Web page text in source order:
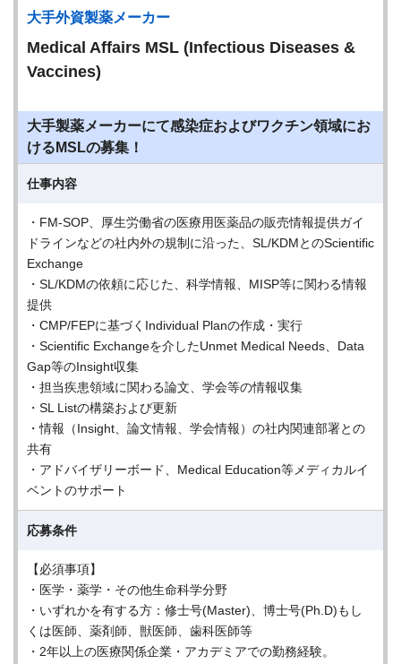
大手外資製薬メーカー
Medical Affairs MSL (Infectious Diseases &
Vaccines)
大手製薬メーカーにて感染症およびワクチン領域にお
けるMSLの募集！
仕事内容
・FM-SOP、厚生労働省の医療用医薬品の販売情報提供ガイ
ドラインなどの社内外の規制に沿った、SL/KDMとのScientific
Exchange
・SL/KDMの依頼に応じた、科学情報、MISP等に関わる情報
提供
・CMP/FEPに基づくIndividual Planの作成・実行
・Scientific Exchangeを介したUnmet Medical Needs、Data
Gap等のInsight収集
・担当疾患領域に関わる論文、学会等の情報収集
・SL Listの構築および更新
・情報（Insight、論文情報、学会情報）の社内関連部署との
共有
・アドバイザリーボード、Medical Education等メディカルイ
ベントのサポート
応募条件
【必須事項】
・医学・薬学・その他生命科学分野
・いずれかを有する方：修士号(Master)、博士号(Ph.D)もし
くは医師、薬剤師、獣医師、歯科医師等
・2年以上の医療関係企業・アカデミアでの勤務経験。